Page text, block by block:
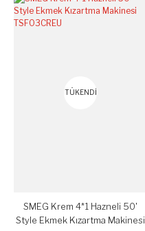
TÜKENDİ
SMEG Krem 4*1 Hazneli 50'
Style Ekmek Kızartma Makinesi